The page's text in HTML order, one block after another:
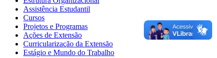
Assistência Estudantil
Cursos
Projetos e Programas
Ações de Extensão
Curricularização da Extensão
Estágio e Mundo do Trabalho